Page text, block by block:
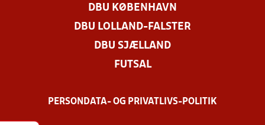
DBU KØBENHAVN
DBU LOLLAND-FALSTER
DBU SJÆLLAND
FUTSAL
PERSONDATA- OG PRIVATLIVS-POLITIK